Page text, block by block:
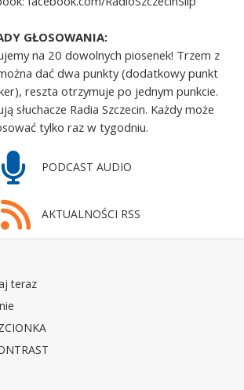
GŁOSOWANIA:
na 20 dowolnych piosenek! Trzem z
dać dwa punkty (dodatkowy punkt
reszta otrzymuje po jednym punkcie.
słuchacze Radia Szczecin. Każdy może
tylko raz w tygodniu.
PODCAST AUDIO
AKTUALNOŚCI RSS
teraz